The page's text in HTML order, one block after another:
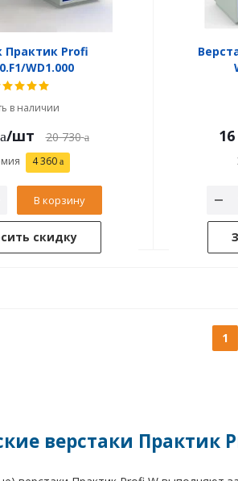
Практик Profi
WD1.000
в наличии
/шт 20 730
4 360
В корзину
скидку
1
верстаки Практик